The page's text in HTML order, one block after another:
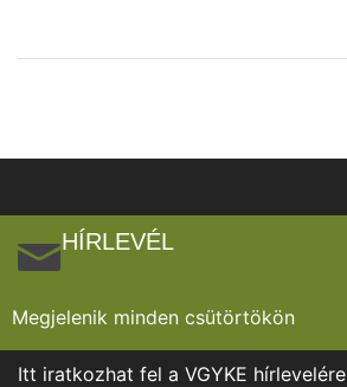
HÍRLEVÉL
Megjelenik minden csütörtökön
Itt iratkozhat fel a VGYKE hírlevelére